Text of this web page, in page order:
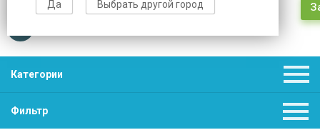
Да Выбрать другой город
Категории 
Фильтр 